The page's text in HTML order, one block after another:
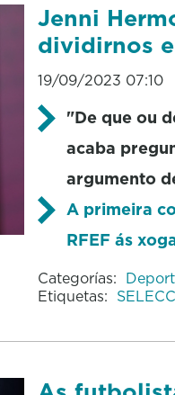
Jenni
dividirnos
19/09/2023 07:10
"De que ou
acaba
argumento
A primeira
RFEF ás
Categorías:
Etiquetas: